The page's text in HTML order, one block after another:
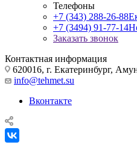
Телефоны
+7 (343) 288-26-88
+7 (3494) 91-77-14
Заказать звонок
Контактная информация
620016, г. Екатеринбург,
info@tehmet.su
Вконтакте